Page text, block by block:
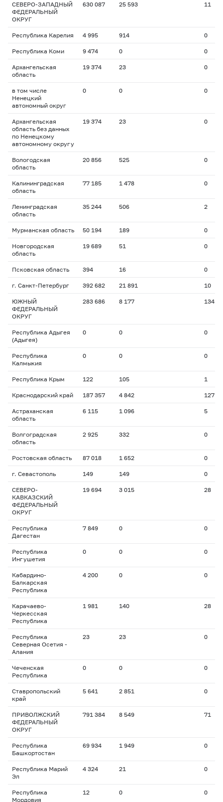
СЕВЕРО-ЗАПАДНЫЙ
ФЕДЕРАЛЬНЫЙ
ОКРУГ
630 087 25 593 11
Республика Карелия 4 995 914 0
Республика Коми 9 474 0 0
Архангельская
область
19 374 23 0
в том числе
Ненецкий
автономный округ
0 0 0
Архангельская
область без данных
по Ненецкому
автономному округу
19 374 23 0
Вологодская
область
20 856 525 0
Калининградская
область
77 185 1 478 0
Ленинградская
область
35 244 506 2
Мурманская область 50 194 189 0
Новгородская
область
19 689 51 0
Псковская область 394 16 0
г. Санкт-Петербург 392 682 21 891 10
ЮЖНЫЙ
ФЕДЕРАЛЬНЫЙ
ОКРУГ
283 686 8 177 134
Республика Адыгея
(Адыгея)
0 0 0
Республика
Калмыкия
0 0 0
Республика Крым 122 105 1
Краснодарский край 187 357 4 842 127
Астраханская
область
6 115 1 096 5
Волгоградская
область
2 925 332 0
Ростовская область 87 018 1 652 0
г. Севастополь 149 149 0
СЕВЕРО-
КАВКАЗСКИЙ
ФЕДЕРАЛЬНЫЙ
ОКРУГ
19 694 3 015 28
Республика
Дагестан
7 849 0 0
Республика
Ингушетия
0 0 0
Кабардино-
Балкарская
Республика
4 200 0 0
Карачаево-
Черкесская
Республика
1 981 140 28
Республика
Северная Осетия -
Алания
23 23 0
Чеченская
Республика
0 0 0
Ставропольский
край
5 641 2 851 0
ПРИВОЛЖСКИЙ
ФЕДЕРАЛЬНЫЙ
ОКРУГ
791 384 8 549 71
Республика
Башкортостан
69 934 1 949 0
Республика Марий
Эл
4 324 21 0
Республика
Мордовия
12 0 0